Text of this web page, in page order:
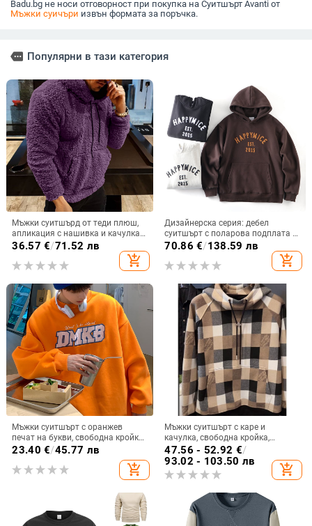
Badu.bg не носи отговорност при покупка на Суитшърт Avanti от
Мъжки суичъри извън формата за поръчка.
more Популярни в тази категория
Мъжки суитшърд от теди плюш,
апликация с нашивка и качулка с
връзки
36.57 €/71.52 лв
add_shopping_cart
Дизайнерска серия: дебел
суитшърт с поларова подплата и
качулка за мъже – есенно-зимно
70.86 €/138.59 лв
add_shopping_cart
Мъжки суитшърт с оранжев
печат на букви, свободна кройка,
пролетно-есенен стил, HK стил,
23.40 €/45.77 лв
add_shopping_cart
Мъжки суитшърт с каре и
качулка, свободна кройка,
корейски стил, дълги ръкави,
есенно-зимен сезон.
47.56 - 52.92 €/
93.02 - 103.50 лв
add_shopping_cart